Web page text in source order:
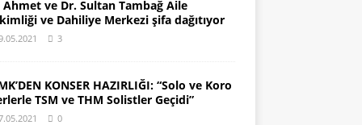
Ahmet ve Dr. Sultan Tambağ Aile
ve Dahiliye Merkezi şifa dağıtıyor
3
KONSER HAZIRLIĞI: “Solo ve Koro
TSM ve THM Solistler Geçidi”
0